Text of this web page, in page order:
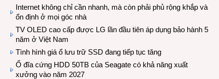
Internet không chỉ cần nhanh, mà còn phải phủ rộng khắp và
ổn định ở mọi góc nhà
TV OLED cao cấp được LG lần đầu tiên áp dụng bảo hành 5
năm ở Việt Nam
Tình hình giá ổ lưu trữ SSD đang tiếp tục tăng
Ổ đĩa cứng HDD 50TB của Seagate có khả năng xuất
xưởng vào năm 2027